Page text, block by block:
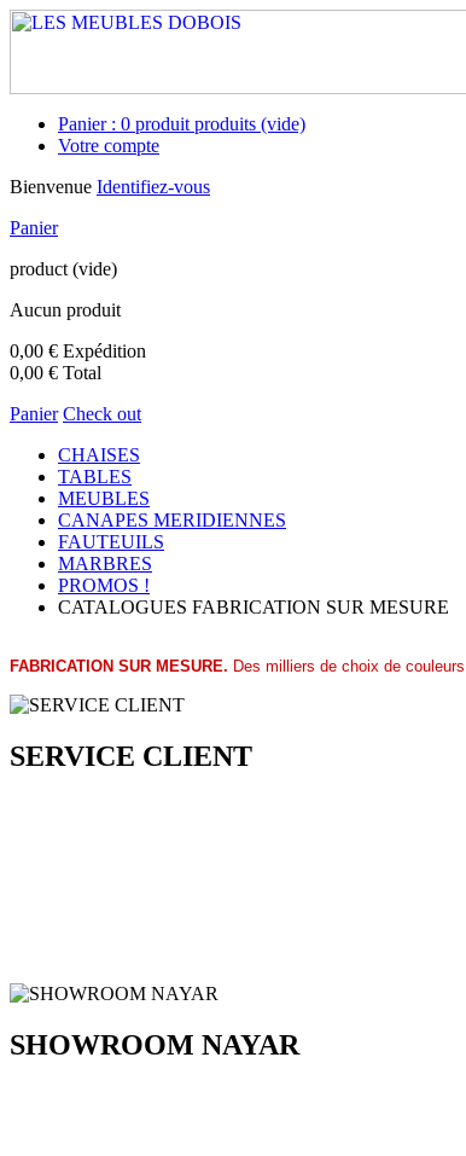
Panier : 0 produit produits (vide)
Votre compte
Bienvenue Identifiez-vous
Panier
product (vide)
Aucun produit
0,00 € Expédition
0,00 € Total
Panier Check out
CHAISES
TABLES
MEUBLES
CANAPES MERIDIENNES
FAUTEUILS
MARBRES
PROMOS !
CATALOGUES FABRICATION SUR MESURE
FABRICATION SUR MESURE. Des milliers de choix de
SERVICE CLIENT
SHOWROOM NAYAR